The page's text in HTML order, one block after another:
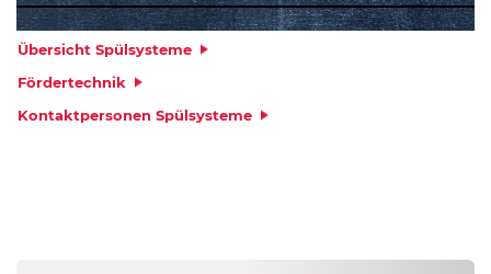
Übersicht Spülsysteme
Fördertechnik
Kontaktpersonen Spülsysteme